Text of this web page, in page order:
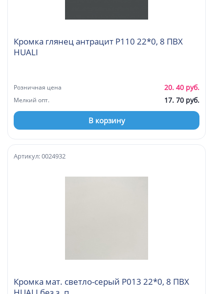
Кромка глянец антрацит P110 22*0, 8 ПВХ
HUALI
Розничная цена 20. 40 руб.
Мелкий опт. 17. 70 руб.
В корзину
Кромка мат. светло-серый P013 22*0, 8 ПВХ
Артикул: 0024932